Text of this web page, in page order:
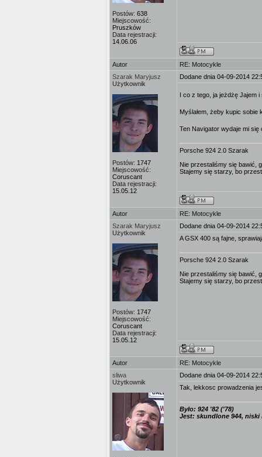
Postów: 638
Miejscowość:
Pruszków
Data rejestracji:
14.06.06
Autor
RE: Motocykle
Szarak Maryjusz
Użytkownik
Postów: 1747
Miejscowość:
Coruscant
Data rejestracji:
15.05.12
Dodane dnia 04-09-2014
I co z tego, ja jeżdżę Jajem
Myślałem, żeby kupic
Ten Navigator wydaje mi
Porsche 924 2.0 Szarak
Nie przestaliśmy się bawić,
Stajemy się starzy, bo
Autor
RE: Motocykle
Szarak Maryjusz
Użytkownik
Postów: 1747
Miejscowość:
Coruscant
Data rejestracji:
15.05.12
Dodane dnia 04-09-2014
A GSX 400 są fajne,
Porsche 924 2.0 Szarak
Nie przestaliśmy się bawić,
Stajemy się starzy, bo
Autor
RE: Motocykle
sliwa
Użytkownik
Dodane dnia 04-09-2014
Tak, lekkosc prowadzenia
Było: 924 '82 ('78)
Jest: skundlone 944, niski